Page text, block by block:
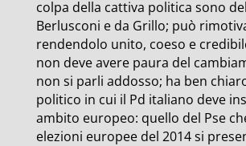
colpa della cattiva politica sono
Berlusconi e da Grillo; può
rendendolo unito, coeso e
non deve avere paura del
non si parli addosso; ha ben
politico in cui il Pd italiano deve
ambito europeo: quello del Pse
elezioni europee del 2014 si